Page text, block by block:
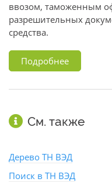
ввозом, таможенным
разрешительных
средства.
Подробнее
См. также
Дерево ТН ВЭД
Поиск в ТН ВЭД